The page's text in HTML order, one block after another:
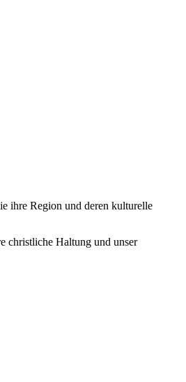
ihre Region und deren kulturelle
christliche Haltung und unser